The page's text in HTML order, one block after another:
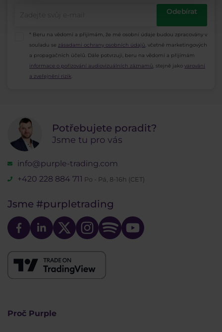
Odebírat
* Beru na vědomí a přijímám, že mé osobní údaje budou zpracovány v
souladu se zásadami ochrany osobních údajů , včetně marketingových
a propagačních účelů. Dále potvrzuji, beru na vědomí a přijímám
informace o pořizování audiovizuálních záznamů , stejně jako varování
a zveřejnění rizik
Potřebujete poradit?
Jsme tu pro vás
info@purple-trading.com
+420 228 884 711 Po - Pá, 8-16h (CET)
Jsme #purpletrading
Proč Purple